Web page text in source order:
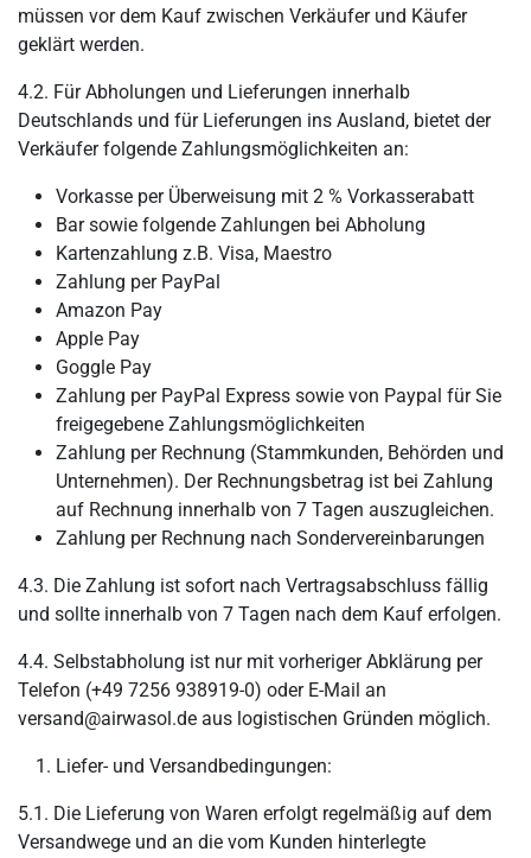
müssen vor dem Kauf zwischen Verkäufer und Käufer
geklärt werden.
4.2. Für Abholungen und Lieferungen innerhalb
Deutschlands und für Lieferungen ins Ausland, bietet der
Verkäufer folgende Zahlungsmöglichkeiten an:
Vorkasse per Überweisung mit 2 % Vorkasserabatt
Bar sowie folgende Zahlungen bei Abholung
Kartenzahlung z.B. Visa, Maestro
Zahlung per PayPal
Amazon Pay
Apple Pay
Goggle Pay
Zahlung per PayPal Express sowie von Paypal für Sie
freigegebene Zahlungsmöglichkeiten
Zahlung per Rechnung (Stammkunden, Behörden und
Unternehmen). Der Rechnungsbetrag ist bei Zahlung
auf Rechnung innerhalb von 7 Tagen auszugleichen.
Zahlung per Rechnung nach Sondervereinbarungen
4.3. Die Zahlung ist sofort nach Vertragsabschluss fällig
und sollte innerhalb von 7 Tagen nach dem Kauf erfolgen.
4.4. Selbstabholung ist nur mit vorheriger Abklärung per
Telefon (+49 7256 938919-0) oder E-Mail an
versand@airwasol.de aus logistischen Gründen möglich.
Liefer- und Versandbedingungen:
5.1. Die Lieferung von Waren erfolgt regelmäßig auf dem
Versandwege und an die vom Kunden hinterlegte